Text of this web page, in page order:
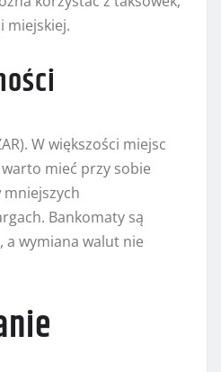
miejskiej.
W większości miejsc
mieć przy sobie
mniejszych
Bankomaty są
a wymiana walut nie